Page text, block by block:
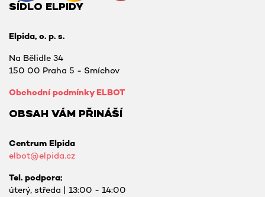
SÍDLO ELPIDY
Elpida, o. p. s.
Na Bělidle 34
150 00 Praha 5 - Smíchov
Obchodní podmínky ELBOT
OBSAH VÁM PŘINÁŠÍ
Centrum Elpida
elbot@elpida.cz
Tel. podpora:
úterý, středa | 13:00 - 14:00